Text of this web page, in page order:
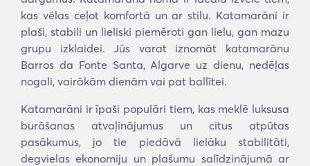
kas vēlas ceļot komfortā un ar stilu. Katamarāni ir
plaši, stabili un lieliski piemēroti gan lielu, gan mazu
grupu izklaidei. Jūs varat iznomāt katamarānu
Barros da Fonte Santa, Algarve uz dienu, nedēļas
nogali, vairākām dienām vai pat ballītei.
Katamarāni ir īpaši populāri tiem, kas meklē luksusa
burāšanas atvaļinājumus un citus atpūtas
pasākumus, jo tie piedāvā lielāku stabilitāti,
degvielas ekonomiju un plašumu salīdzinājumā ar